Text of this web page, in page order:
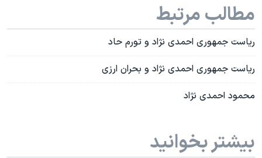
مطالب مرتبط
ریاست جمهوری احمدی نژاد و تورم حاد
ریاست جمهوری احمدی نژاد و بحران ارزی
محمود احمدی نژاد
بیشتر بخوانید